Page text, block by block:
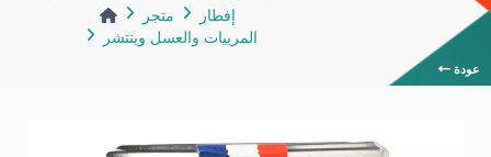
متجر
إفطار
المربيات والعسل وينتشر
عودة